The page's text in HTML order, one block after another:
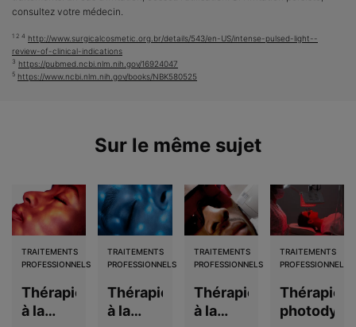
consultez votre médecin.
1 2 4 http://www.surgicalcosmetic.org.br/details/543/en-US/intense-pulsed-light--
review-of-clinical-indications
3 https://pubmed.ncbi.nlm.nih.gov/16924047
5 https://www.ncbi.nlm.nih.gov/books/NBK580525
Sur le même sujet
TRAITEMENTS
PROFESSIONNELS
Thérapie
à la
TRAITEMENTS
PROFESSIONNELS
Thérapie
à la
TRAITEMENTS
PROFESSIONNELS
Thérapie
à la
TRAITEMENTS
PROFESSIONNELS
Thérapie